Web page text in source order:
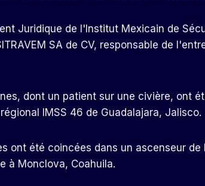
Juridique de l'Institut Mexicain de
SA de CV, responsable de
dont un patient sur une civière, ont
IMSS 46 de Guadalajara, Jalisco.
ont été coincées dans un ascenseur
à Monclova, Coahuila.